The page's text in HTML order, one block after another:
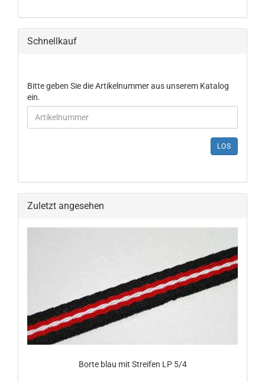
Schnellkauf
Bitte geben Sie die Artikelnummer aus unserem Katalog
ein.
LOS
Zuletzt angesehen
Borte blau mit Streifen LP 5/4